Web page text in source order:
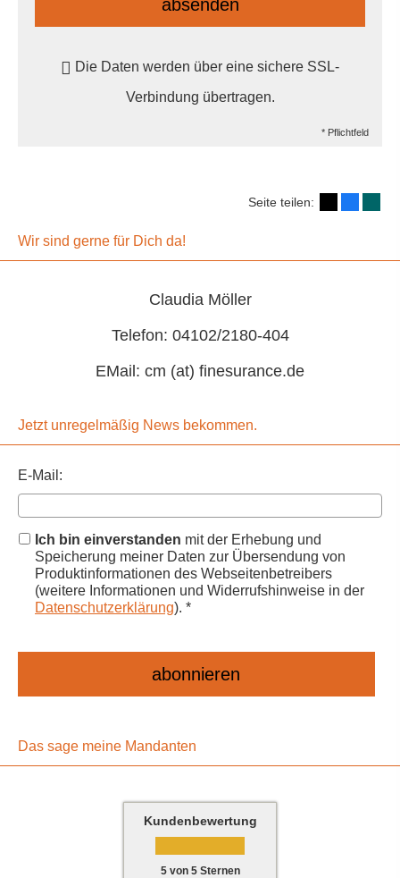
absenden
Die Daten werden über eine sichere SSL-
Verbindung übertragen.
* Pflichtfeld
Seite teilen:
Wir sind gerne für Dich da!
Claudia Möller
Telefon: 04102/2180-404
EMail: cm (at) finesurance.de
Jetzt unregelmäßig News bekommen.
E-Mail:
Ich bin einverstanden mit der Erhebung und
Speicherung meiner Daten zur Übersendung von
Produktinformationen des Webseitenbetreibers
(weitere Informationen und Widerrufshinweise in der
Datenschutzerklärung). *
Das sage meine Mandanten
Kundenbewertung
5von 5Sternen